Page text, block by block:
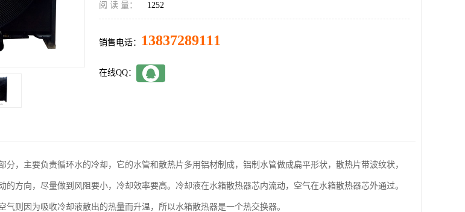
阅 读 量： 1252
销售电话： 13837289111
在线QQ：
分，主要负责循环水的冷却，它的水管和散热片多用铝材制成，铝制水管做成扁平形状，散热片带波纹状，
的方向，尽量做到风阻要小，冷却效率要高。冷却液在水箱散热器芯内流动，空气在水箱散热器芯外通过。
气则因为吸收冷却液散出的热量而升温，所以水箱散热器是一个热交换器。